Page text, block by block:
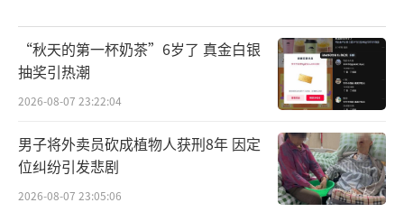
“秋天的第一杯奶茶”6岁了 真金白银
抽奖引热潮
2026-08-07 23:22:04
男子将外卖员砍成植物人获刑8年 因定
位纠纷引发悲剧
2026-08-07 23:05:06